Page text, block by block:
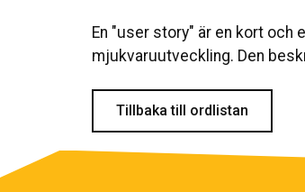
En "user story" är en kort och
mjukvaruutveckling. Den
Tillbaka till ordlistan